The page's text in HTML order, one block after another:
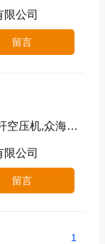
公司
留言
机,众海空压机
公司
留言
1